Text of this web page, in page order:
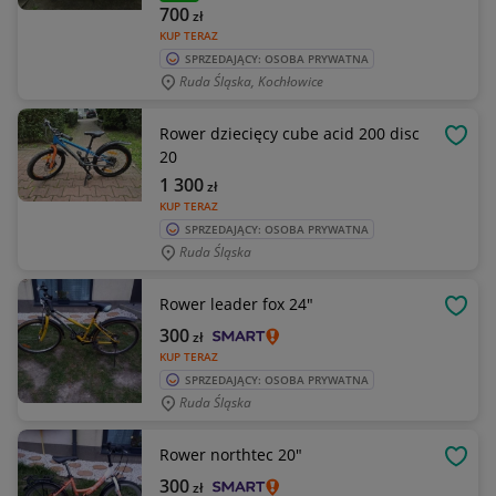
KUP TERAZ
700zł
SPRZEDAJĄCY: OSOBA PRYWATNA
Ruda Śląska, Kochłowice
Rower dziecięcy cube acid 200 disc
20
KUP TERAZ
1 300zł
SPRZEDAJĄCY: OSOBA PRYWATNA
Ruda Śląska
Rower leader fox 24"
KUP TERAZ
300zł
SPRZEDAJĄCY: OSOBA PRYWATNA
Ruda Śląska
Rower northtec 20"
300zł